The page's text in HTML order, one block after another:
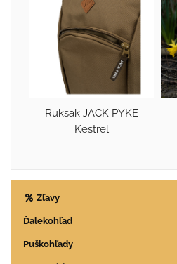
Ruksak JACK PYKE
Kestrel
Zľavy
Ďalekohľad
Puškohľady